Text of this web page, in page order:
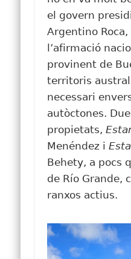
el govern
Argentino
l’afirmació
provinent de
territoris
necessari
autòctones.
propietats,
Menéndez i
Behety, a pocs
de Río Grande,
ranxos actius.